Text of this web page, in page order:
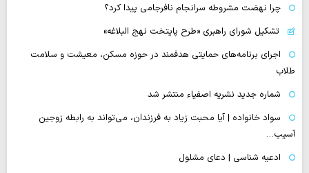
چرا نهضت مشروطه سرانجام نافرجامی پیدا کرد؟
تشکیل شورای راهبری «طرح پایتخت نهج البلاغه»
اجرای برنامه‌های حمایتی هدفمند در حوزه مسکن، معیشت و سلامت
طلاب
شماره جدید نشریه اصفیاء منتشر شد
سواد خانواده | آیا محبت زیاد به فرزندان، می‌تواند به رابطه زوجین
آسیب…
ادعیه شناسی | دعای مشلول